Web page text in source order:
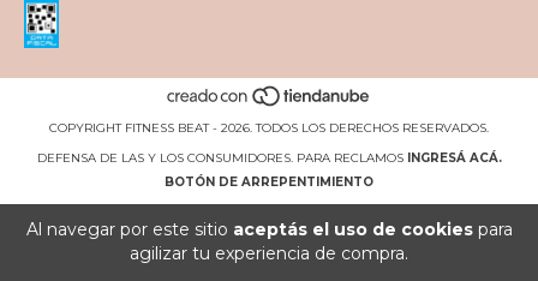
Al navegar por este sitio aceptás el uso de cookiespara
agilizar tu experiencia de compra.
COPYRIGHT FITNESS BEAT - 2026. TODOS LOS DERECHOS RESERVADOS.
DEFENSA DE LAS Y LOS CONSUMIDORES. PARA RECLAMOS INGRESÁ ACÁ.
BOTÓN DE ARREPENTIMIENTO